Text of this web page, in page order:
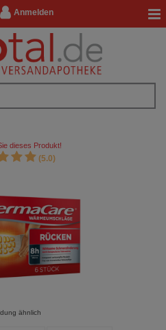
Anmelden
dieses Produkt!
(5.0)
ähnlich